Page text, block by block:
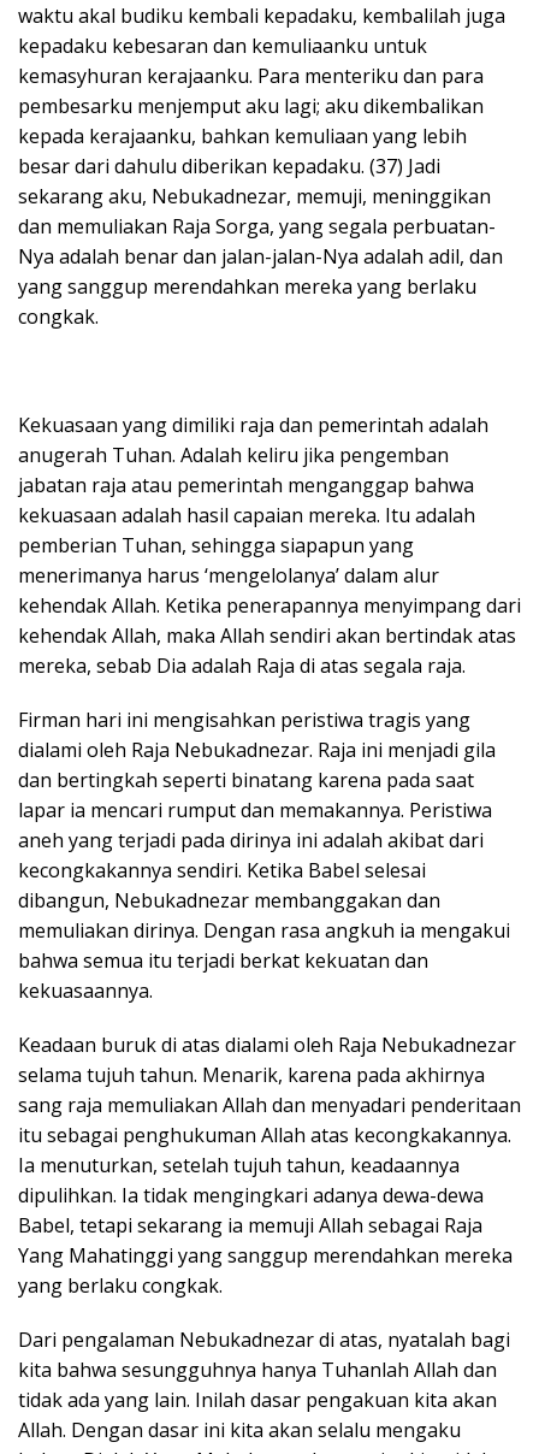
waktu akal budiku kembali kepadaku, kembalilah juga
kepadaku kebesaran dan kemuliaanku untuk
kemasyhuran kerajaanku. Para menteriku dan para
pembesarku menjemput aku lagi; aku dikembalikan
kepada kerajaanku, bahkan kemuliaan yang lebih
besar dari dahulu diberikan kepadaku. (37) Jadi
sekarang aku, Nebukadnezar, memuji, meninggikan
dan memuliakan Raja Sorga, yang segala perbuatan-
Nya adalah benar dan jalan-jalan-Nya adalah adil, dan
yang sanggup merendahkan mereka yang berlaku
congkak.
Kekuasaan yang dimiliki raja dan pemerintah adalah
anugerah Tuhan. Adalah keliru jika pengemban
jabatan raja atau pemerintah menganggap bahwa
kekuasaan adalah hasil capaian mereka. Itu adalah
pemberian Tuhan, sehingga siapapun yang
menerimanya harus ‘mengelolanya’ dalam alur
kehendak Allah. Ketika penerapannya menyimpang dari
kehendak Allah, maka Allah sendiri akan bertindak atas
mereka, sebab Dia adalah Raja di atas segala raja.
Firman hari ini mengisahkan peristiwa tragis yang
dialami oleh Raja Nebukadnezar. Raja ini menjadi gila
dan bertingkah seperti binatang karena pada saat
lapar ia mencari rumput dan memakannya. Peristiwa
aneh yang terjadi pada dirinya ini adalah akibat dari
kecongkakannya sendiri. Ketika Babel selesai
dibangun, Nebukadnezar membanggakan dan
memuliakan dirinya. Dengan rasa angkuh ia mengakui
bahwa semua itu terjadi berkat kekuatan dan
kekuasaannya.
Keadaan buruk di atas dialami oleh Raja Nebukadnezar
selama tujuh tahun. Menarik, karena pada akhirnya
sang raja memuliakan Allah dan menyadari penderitaan
itu sebagai penghukuman Allah atas kecongkakannya.
Ia menuturkan, setelah tujuh tahun, keadaannya
dipulihkan. Ia tidak mengingkari adanya dewa-dewa
Babel, tetapi sekarang ia memuji Allah sebagai Raja
Yang Mahatinggi yang sanggup merendahkan mereka
yang berlaku congkak.
Dari pengalaman Nebukadnezar di atas, nyatalah bagi
kita bahwa sesungguhnya hanya Tuhanlah Allah dan
tidak ada yang lain. Inilah dasar pengakuan kita akan
Allah. Dengan dasar ini kita akan selalu mengaku